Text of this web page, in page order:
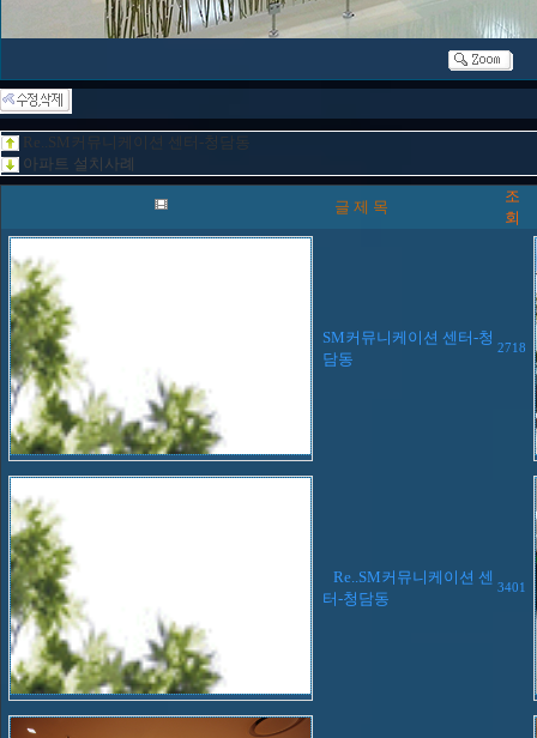
Re..SM커뮤니케이션 센터-청담동
아파트 설치사례
글 제 목
조
회
SM커뮤니케이션 센터-청
담동
2718
Re..SM커뮤니케이션 센
터-청담동
3401